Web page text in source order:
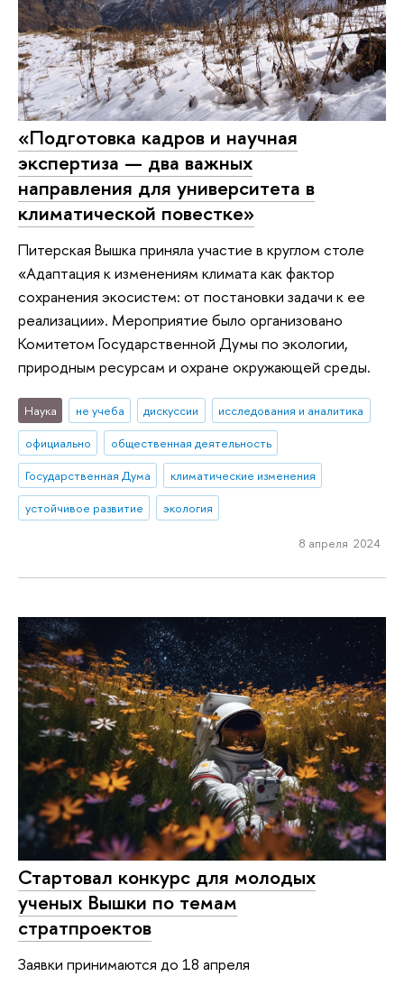
«Подготовка кадров и научная
экспертиза — два важных
направления для университета в
климатической повестке»
Питерская Вышка приняла участие в круглом столе
«Адаптация к изменениям климата как фактор
сохранения экосистем: от постановки задачи к ее
реализации». Мероприятие было организовано
Комитетом Государственной Думы по экологии,
природным ресурсам и охране окружающей среды.
Наука не учеба дискуссии
исследования и аналитика
официально
общественная деятельность
Государственная Дума
климатические изменения
устойчивое развитие
экология
8 апреля 2024
Стартовал конкурс для молодых
ученых Вышки по темам
стратпроектов
Заявки принимаются до 18 апреля